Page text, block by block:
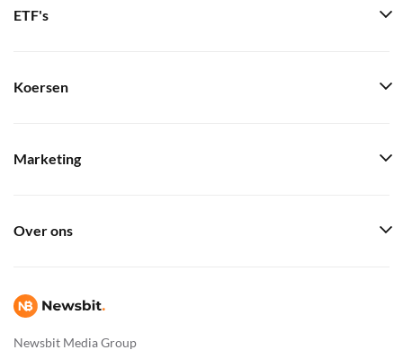
Newsbit Media Group
ETF's
Koersen
Marketing
Over ons